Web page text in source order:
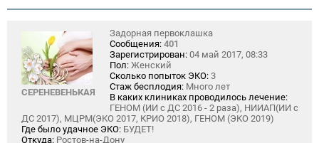
СЕРЕНЕВЕНЬКАЯ
Задорная первоклашка
Сообщения: 401
Зарегистрирован: 04 май 2017, 08:33
Пол: Женский
Сколько попыток ЭКО: 3
Стаж бесплодия: Много лет
В каких клиниках проводилось лечение:
ГЕНОМ (ИИ с ДС 2016 - 2 раза), НИИАП(ИИ с
ДС 2017), МЦРМ(ЭКО 2017, КРИО 2018), ГЕНОМ (ЭКО 2019)
Где было удачное ЭКО: БУДЕТ!
Откуда: Ростов-на-Дону